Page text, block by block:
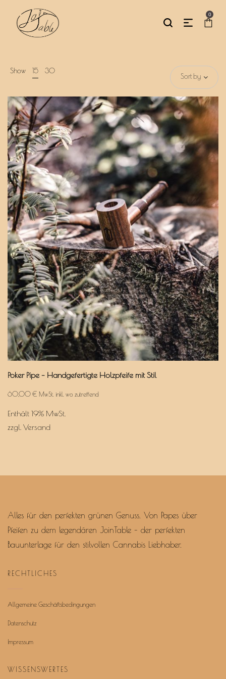
0
Show 15 30
Sort by
Poker Pipe – Handgefertigte Holzpfeife mit Stil
60,00 € MwSt. inkl. wo zutreffend
Enthält 19% MwSt.
zzgl. Versand
Alles für den perfekten grünen Genuss. Von Papes über
Pfeifen zu dem legendären JoinTable – der perfekten
Bauunterlage für den stilvollen Cannabis Liebhaber.
RECHTLICHES
Allgemeine Geschäftsbedingungen
Datenschutz
Impressum
WISSENSWERTES